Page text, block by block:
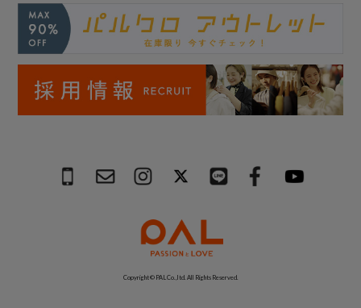
Copyright © PAL Co.,ltd. All Rights Reserved.